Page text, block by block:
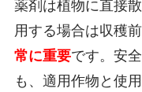
薬剤は植物に直接
用する場合は収穫
常に重要です。安
も、適用作物と使